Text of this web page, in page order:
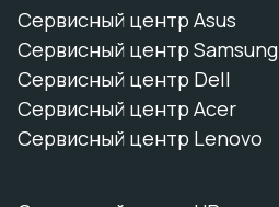
Сервисный центр Asus
Сервисный центр Samsung
Сервисный центр Dell
Сервисный центр Acer
Сервисный центр Lenovo